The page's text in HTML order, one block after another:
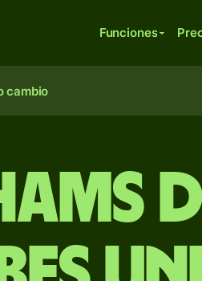
Funciones
cambio